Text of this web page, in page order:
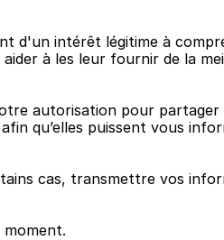
d'un intérêt légitime à
à les leur fournir de la
autorisation pour
qu’elles puissent vous
cas, transmettre vos